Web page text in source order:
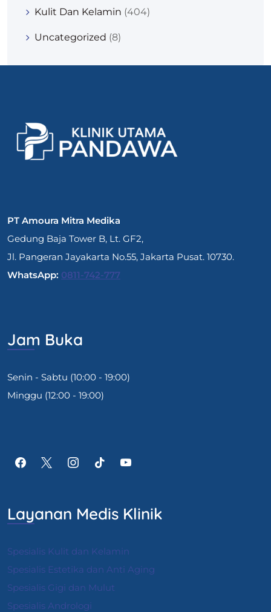
Kulit Dan Kelamin (404)
Uncategorized (8)
PT Amoura Mitra Medika
Gedung Baja Tower B, Lt. GF2,
Jl. Pangeran Jayakarta No.55, Jakarta Pusat. 10730.
WhatsApp: 0811-742-777
Jam Buka
Senin - Sabtu (10:00 - 19:00)
Minggu (12:00 - 19:00)
Layanan Medis Klinik
Spesialis Kulit dan Kelamin
Spesialis Estetika dan Anti Aging
Spesialis Gigi dan Mulut
Spesialis Andrologi